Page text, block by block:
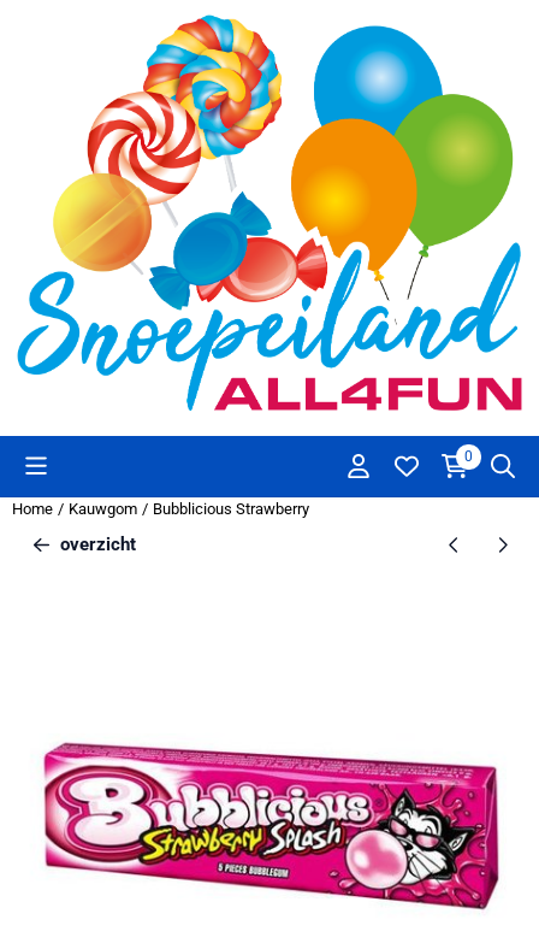
Cookievoorkeuren zijn beschikbaar. Kies instellingen of sta alle
0
Home / Kauwgom / Bubblicious Strawberry
overzicht